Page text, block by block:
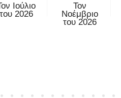
Ιούλιο
του 2026
Τον
Νοέμβριο
του 2026